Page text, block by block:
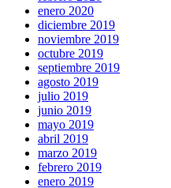
enero 2020
diciembre 2019
noviembre 2019
octubre 2019
septiembre 2019
agosto 2019
julio 2019
junio 2019
mayo 2019
abril 2019
marzo 2019
febrero 2019
enero 2019